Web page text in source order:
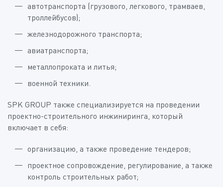
автотранспорта (грузового, легкового, трамваев,
троллейбусов);
железнодорожного транспорта;
авиатранспорта;
металлопроката и литья;
военной техники.
SPK GROUP также специализируется на проведении
проектно-строительного инжиниринга, который
включает в себя:
организацию, а также проведение тендеров;
проектное сопровождение, регулирование, а также
контроль строительных работ;